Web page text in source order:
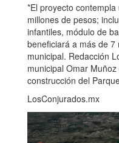
*El proyecto
millones de pesos;
infantiles, módulo de
beneficiará a más de
municipal. Redacción
municipal Omar
construcción del
LosConjurados.mx